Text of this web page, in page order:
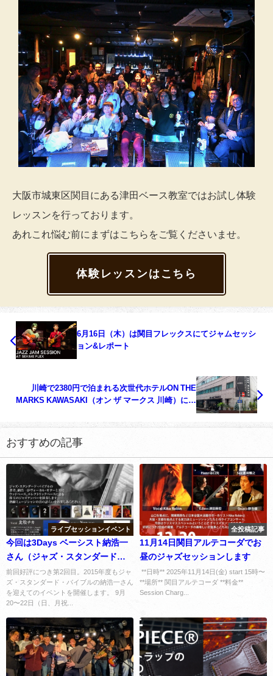
大阪市城東区関目にある津田ベース教室ではお試し体験
レッスンを行っております。
あれこれ悩む前にまずはこちらをご覧くださいませ。
体験レッスンはこちら
6月16日（木）は関目フレックスにてジャムセッシ
ョン&レポート
川崎で2380円で泊まれる次世代ホテルON THE
MARKS KAWASAKI（オン ザ マークス 川崎）に泊
おすすめの記事
ライブセッションイベント
今回は3Days ベーシスト納浩一
さん（ジャズ・スタンダード・
バイブル著者）を迎えてのイベ
ントを開催します。
前回好評につき第2回目。2015年度もジャ
ズ・スタンダード・バイブルの納浩一さん
を迎えてのイベントを開催します。 9月
20〜22日（日、月祝...
全投稿記事
11月14日関目アルテコーダでお
昼のジャズセッションします
**日時** 2025年11月14日(金) start 15時〜
**場所** 関目アルテコーダ **料金**
Session Charg...